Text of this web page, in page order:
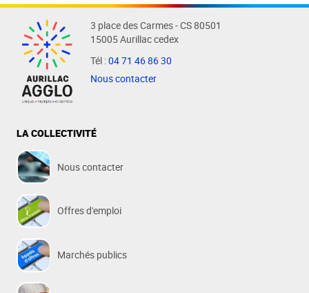
3 place des Carmes - CS 80501
15005 Aurillac cedex
Tél :04 71 46 86 30
Nous contacter
LA COLLECTIVITÉ
Nous contacter
Offres d'emploi
Marchés publics